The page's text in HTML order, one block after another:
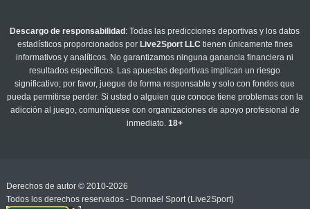
Descargo de responsabilidad : Todas las predicciones deportivas y los datos
estadísticos proporcionados por Live2Sport LLC tienen únicamente fines
informativos y analíticos. No garantizamos ninguna ganancia financiera ni
resultados específicos. Las apuestas deportivas implican un riesgo
significativo; por favor, juegue de forma responsable y solo con fondos que
pueda permitirse perder. Si usted o alguien que conoce tiene problemas con la
adicción al juego, comuníquese con organizaciones de apoyo profesional de
inmediato.18+
Derechos de autor © 2010-2026
Todos los derechos reservados - Donnael Sport (Live2Sport)